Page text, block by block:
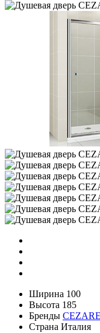
Ширина 100
Высота 185
Бренды
Страна Италия